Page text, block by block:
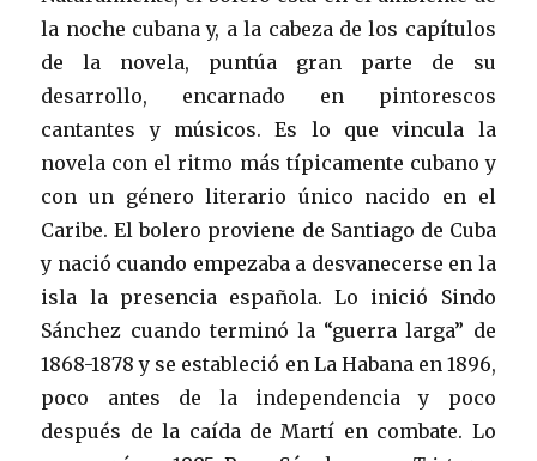
la noche cubana y, a la cabeza de los capítulos
de la novela, puntúa gran parte de su
desarrollo, encarnado en pintorescos
cantantes y músicos. Es lo que vincula la
novela con el ritmo más típicamente cubano y
con un género literario único nacido en el
Caribe. El bolero proviene de Santiago de Cuba
y nació cuando empezaba a desvanecerse en la
isla la presencia española. Lo inició Sindo
Sánchez cuando terminó la “guerra larga” de
1868-1878 y se estableció en La Habana en 1896,
poco antes de la independencia y poco
después de la caída de Martí en combate. Lo